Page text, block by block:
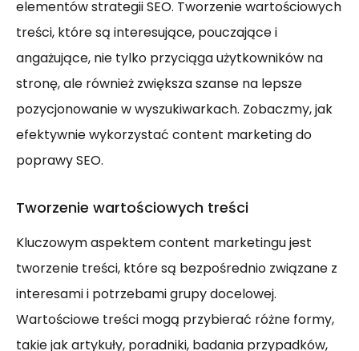
elementów strategii SEO. Tworzenie wartościowych
treści, które są interesujące, pouczające i
angażujące, nie tylko przyciąga użytkowników na
stronę, ale również zwiększa szanse na lepsze
pozycjonowanie w wyszukiwarkach. Zobaczmy, jak
efektywnie wykorzystać content marketing do
poprawy SEO.
Tworzenie wartościowych treści
Kluczowym aspektem content marketingu jest
tworzenie treści, które są bezpośrednio związane z
interesami i potrzebami grupy docelowej.
Wartościowe treści mogą przybierać różne formy,
takie jak artykuły, poradniki, badania przypadków,